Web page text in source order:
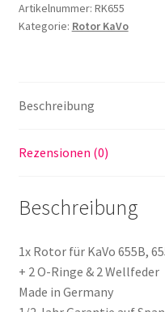
B-
C
Germany
Artikelnummer: RK655
Kategorie: Rotor KaVo
Beschreibung
Rezensionen (0)
Beschreibung
1x Rotor für KaVo 655B,
+ 2 O-Ringe & 2 Wellfeder
Made in Germany